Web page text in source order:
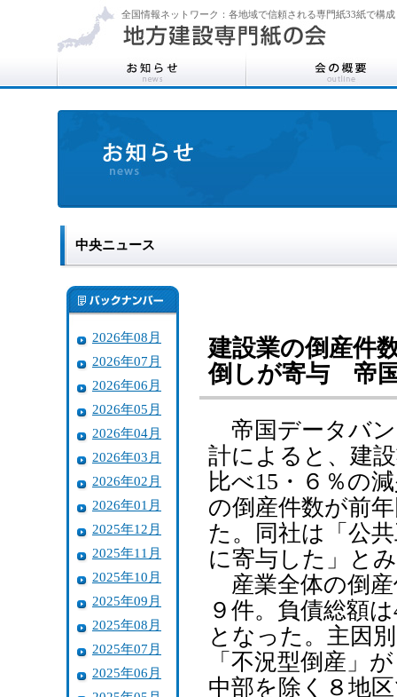
全国情報ネットワーク：各地域で信頼される専門紙33紙で構成
中央ニュース
2026年08月
2026年07月
2026年06月
2026年05月
2026年04月
2026年03月
2026年02月
2026年01月
2025年12月
2025年11月
2025年10月
2025年09月
2025年08月
2025年07月
2025年06月
建設業の倒産件
倒しが寄与 帝
帝国データバン
計によると、建
比べ15・６％の
の倒産件数が前
た。同社は「公
に寄与した」と
産業全体の倒産
９件。負債総額
となった。主因
「不況型倒産」
中部を除く８地